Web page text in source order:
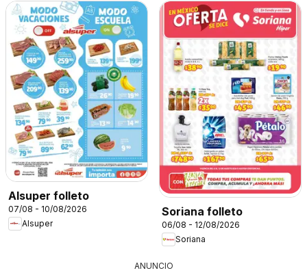
Alsuper folleto
07/08 - 10/08/2026
Alsuper
Soriana folleto
06/08 - 12/08/2026
Soriana
ANUNCIO